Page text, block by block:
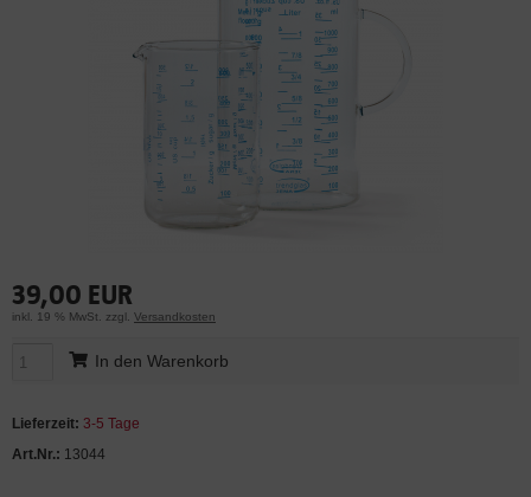
39,00 EUR
inkl. 19 % MwSt. zzgl. Versandkosten
In den Warenkorb
Lieferzeit: 3-5 Tage
Art.Nr.: 13044